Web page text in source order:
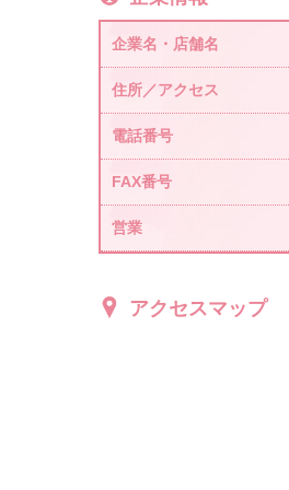
企業名・店舗名
住所／アクセス
電話番号
FAX番号
営業
アクセスマップ